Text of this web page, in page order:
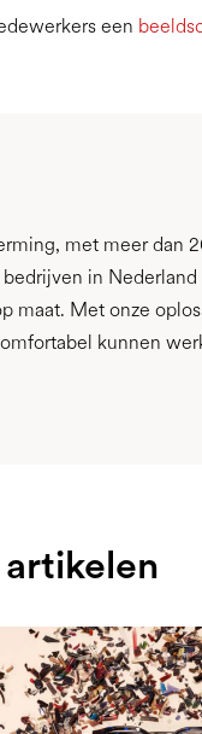
een
met meer dan
in Nederland
maat. Met onze
kunnen